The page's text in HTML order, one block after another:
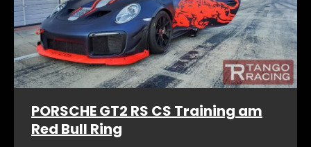
PORSCHE GT2 RS CS Training am
Red Bull Ring